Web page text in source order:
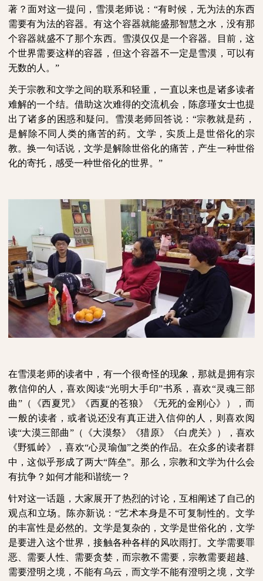
著？面对这一提问，雪漠老师说：“有时候，无为法的东西
需要有为法的容器。有这个容器就能盛那智慧之水，没有那
个容器就盛不了那个东西。雪漠仅仅是一个容器。目前，这
个世界需要这样的容器，但这个容器不一定是雪漠，可以有
无数的人。”
关于宗教和文学之间的联系和轻重，一直以来也是诸多读者
难解的一个结。借助这次难得的交流机会，陈彦瑾女士也提
出了诸多的困惑和疑问。雪漠老师回答说：“宗教就是药，
是解除不同人类的痛苦的药。文学，实质上是世俗化的宗
教。换一句话说，文学是解除世俗化的痛苦，产生一种世俗
化的寄托，感受一种世俗化的世界。”
在雪漠老师的读者中，有一个很奇怪的现象，那就是拥有宗
教信仰的人，喜欢阅读“光明大手印”书系，喜欢“灵魂三部
曲”（《西夏咒》《西夏的苍狼》《无死的金刚心》），而
一般的读者，或者说还没有真正进入信仰的人，则喜欢阅
读“大漠三部曲”（《大漠祭》《猎原》《白虎关》），喜欢
《野狐岭》，喜欢“心灵瑜伽”之类的作品。在众多的读者群
中，这似乎形成了两大“阵垒”。那么，宗教和文学为什么会
有抗争？如何才能和谐统一？
针对这一话题，大家展开了热烈的讨论，互相阐述了自己的
观点和立场。陈亦新说：“艺术本身是不可复制性的。文学
的丰富性是必然的。文学是复杂的，文学是世俗化的，文学
是要进入这个世界，接触各种各样的风吹雨打。文学需要罪
恶、需要人性、需要贪婪，而宗教不需要，宗教需要超越、
需要澄明之境，不能有乌云，而文学不能有澄明之境，文学